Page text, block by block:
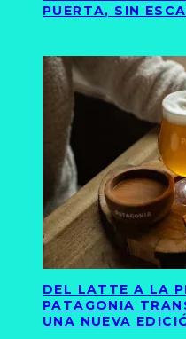
PUERTA, SIN
DEL LATTE A LA
PATAGONIA
UNA NUEVA